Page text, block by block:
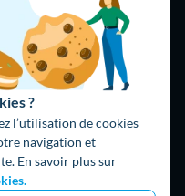
?
l’utilisation de cookies
navigation et
En savoir plus sur
Watt